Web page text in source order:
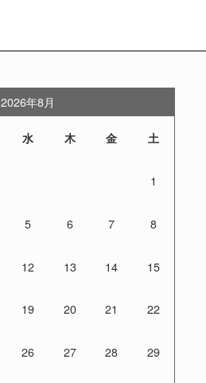
2026年8月
水 木 金 土
1
5 6 7 8
12 13 14 15
19 20 21 22
26 27 28 29